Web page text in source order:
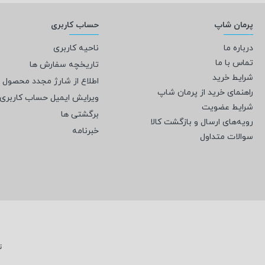
پرمان شاپ
درباره ما
تماس با ما
شرایط خرید
راهنمای خرید از پرمان شاپ
شرایط عضویت
رویه‌های ارسال و بازگشت کالا
سوالات متداول
حساب کاربری
ناحیه کاربری
تاریخچه سفارش ها
اطلاع از شارژ مجدد محصول
ویرایش ایمیل حساب کاربری
برگشتی ها
خبرنامه